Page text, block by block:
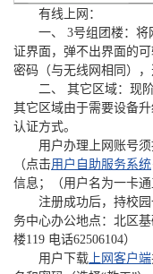
有线上网：
一、 3号组团楼：
证界面，弹不出界面的
密码（与无线网相同）
二、 其它区域：现
其它区域由于需要设备
认证方式。
用户办理上网账号
（点击用户自助服务系统
信息；（用户名为一卡通
注册成功后，持校
务中心办公地点：北区基
楼119 电话62506104）
用户下载 上网客户端